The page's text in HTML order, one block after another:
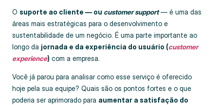
O suporte ao cliente — ou customer support— é uma das
áreas mais estratégicas para o desenvolvimento e
sustentabilidade de um negócio. É uma parte importante ao
longo da jornada e da experiência do usuário (customer
experience) com a empresa.
Você já parou para analisar como esse serviço é oferecido
hoje pela sua equipe? Quais são os pontos fortes e o que
poderia ser aprimorado para aumentar a satisfação do